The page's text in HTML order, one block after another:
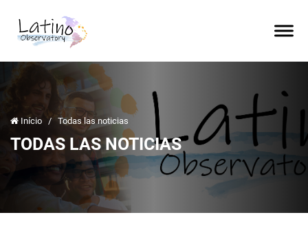
Início / Todas las noticias
TODAS LAS NOTICIAS